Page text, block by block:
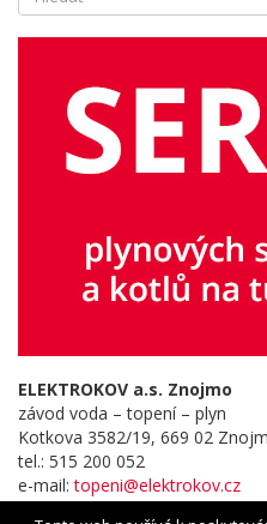
ELEKTROKOV a.s. Znojmo
závod voda – topení – plyn
Kotkova 3582/19, 669 02
tel.: 515 200 052
e-mail:topeni@elektrokov.cz